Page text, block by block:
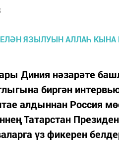
Диния нәзарәте
биргән
алдыннан Россия
Татарстан
үз фикерен